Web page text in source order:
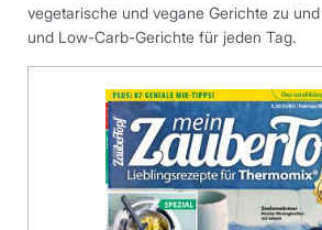
vegetarische und vegane Gerichte zu
und Low-Carb-Gerichte für jeden Tag.